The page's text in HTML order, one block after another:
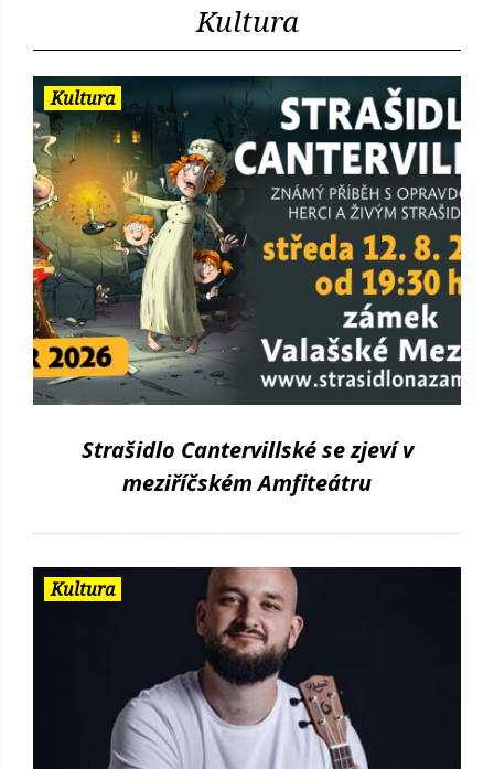
Kultura
Kultura
Strašidlo Cantervillské se zjeví v
meziříčském Amfiteátru
Kultura